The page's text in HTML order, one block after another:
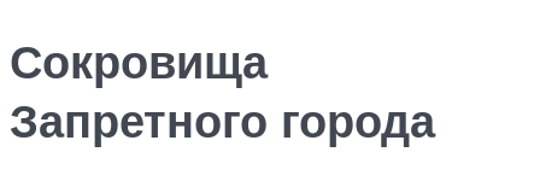
Сокровища
Запретного города